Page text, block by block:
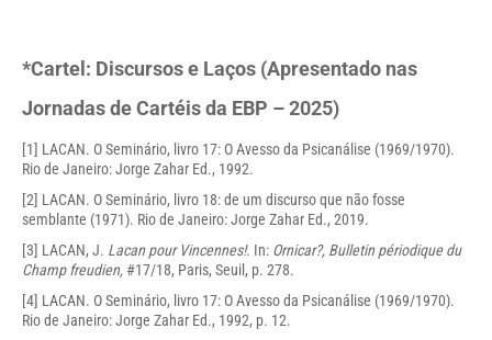
*Cartel: Discursos e Laços (Apresentado nas
Jornadas de Cartéis da EBP – 2025)
[1] LACAN. O Seminário, livro 17: O Avesso da Psicanálise (1969/1970).
Rio de Janeiro: Jorge Zahar Ed., 1992.
[2] LACAN. O Seminário, livro 18: de um discurso que não fosse
semblante (1971). Rio de Janeiro: Jorge Zahar Ed., 2019.
[3] LACAN, J. Lacan pour Vincennes!. In: Ornicar?, Bulletin périodique du
Champ freudien, #17/18, Paris, Seuil, p. 278.
[4] LACAN. O Seminário, livro 17: O Avesso da Psicanálise (1969/1970).
Rio de Janeiro: Jorge Zahar Ed., 1992, p. 12.